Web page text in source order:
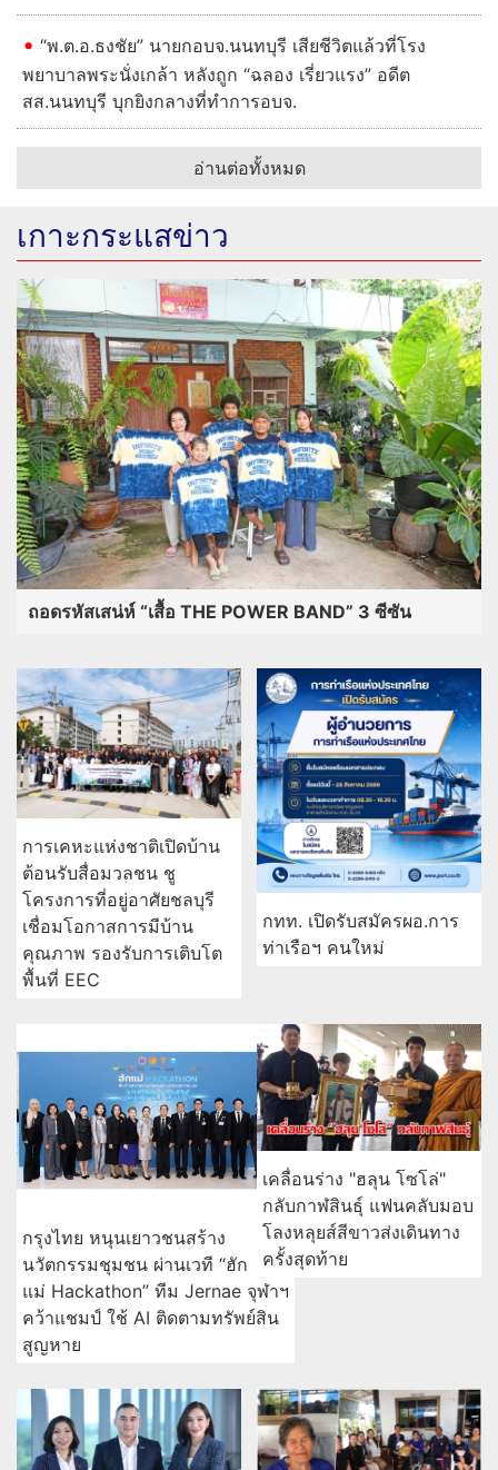
“พ.ต.อ.ธงชัย” นายกอบจ.นนทบุรี เสียชีวิตแล้วที่โรง
พยาบาลพระนั่งเกล้า หลังถูก “ฉลอง เรี่ยวแรง” อดีต
สส.นนทบุรี บุกยิงกลางที่ทำการอบจ.
อ่านต่อทั้งหมด
เกาะกระแสข่าว
ถอดรหัสเสน่ห์ “เสื้อ THE POWER BAND” 3 ซีซัน
การเคหะแห่งชาติเปิดบ้าน
ต้อนรับสื่อมวลชน ชู
โครงการที่อยู่อาศัยชลบุรี
เชื่อมโอกาสการมีบ้าน
คุณภาพ รองรับการเติบโต
พื้นที่ EEC
กทท. เปิดรับสมัครผอ.การ
ท่าเรือฯ คนใหม่
กรุงไทย หนุนเยาวชนสร้าง
นวัตกรรมชุมชน ผ่านเวที “ฮัก
แม่ Hackathon” ทีม Jernae จุฬาฯ
คว้าแชมป์ ใช้ AI ติดตามทรัพย์สิน
สูญหาย
เคลื่อนร่าง "ฮลุน โซโล่"
กลับกาฬสินธุ์ แฟนคลับมอบ
โลงหลุยส์สีขาวส่งเดินทาง
ครั้งสุดท้าย